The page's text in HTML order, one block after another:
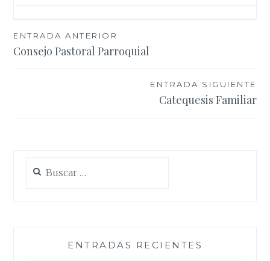
Navegación
de
ENTRADA ANTERIOR
Consejo Pastoral Parroquial
ENTRADA SIGUIENTE
Catequesis Familiar
ENTRADAS RECIENTES